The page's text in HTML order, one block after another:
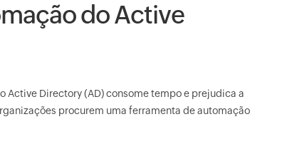
do Active
Active Directory (AD) consome tempo e prejudica a
procurem uma ferramenta de automação